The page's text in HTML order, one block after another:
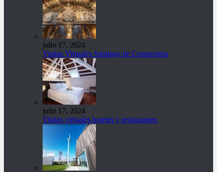
julio 17, 2024
Visitas Virtuales Santiago de Compostela
julio 17, 2024
Visitas virtuales hoteles y restaurantes